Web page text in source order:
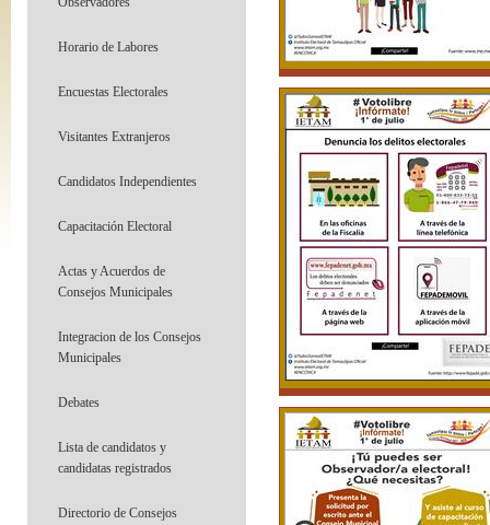
Horario de Labores
Encuestas Electorales
Visitantes Extranjeros
Candidatos Independientes
Capacitación Electoral
Actas y Acuerdos de
Consejos Municipales
Integracion de los Consejos
Municipales
Debates
Lista de candidatos y
candidatas registrados
Directorio de Consejos